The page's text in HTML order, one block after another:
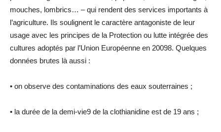
mouches, lombrics… – qui rendent des services importants à
l’agriculture. Ils soulignent le caractère antagoniste de leur
usage avec les principes de la Protection ou lutte intégrée des
cultures adoptés par l’Union Européenne en 20098. Quelques
données brutes là aussi :
• on observe des contaminations des eaux souterraines ;
• la durée de la demi-vie9 de la clothianidine est de 19 ans ;